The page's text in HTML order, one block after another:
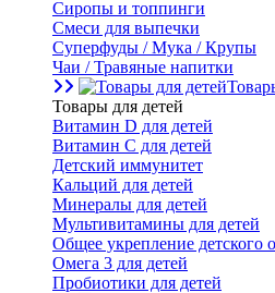
Сиропы и топпинги
Смеси для выпечки
Суперфуды / Мука / Крупы
Чаи / Травяные напитки
Товары для детей
Витамин D для детей
Витамин С для детей
Детский иммунитет
Кальций для детей
Минералы для детей
Мультивитамины для детей
Общее укрепление детского
Омега 3 для детей
Пробиотики для детей